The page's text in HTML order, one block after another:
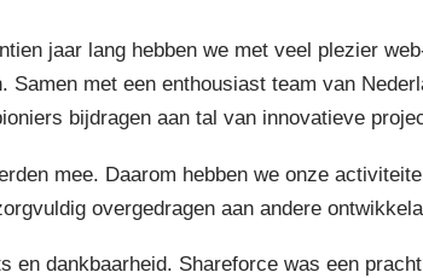
jaar lang hebben we met veel plezier
met een enthousiast team van
bijdragen aan tal van innovatieve
mee. Daarom hebben we onze
overgedragen aan andere
dankbaarheid. Shareforce was een